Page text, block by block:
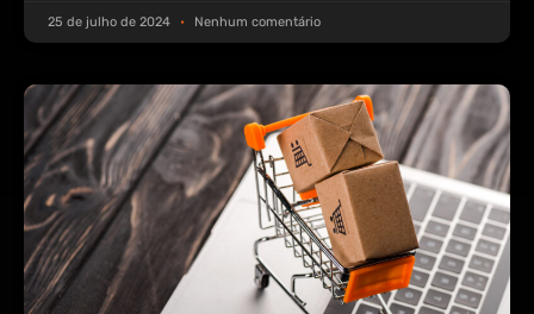
25 de julho de 2024 Nenhum comentário